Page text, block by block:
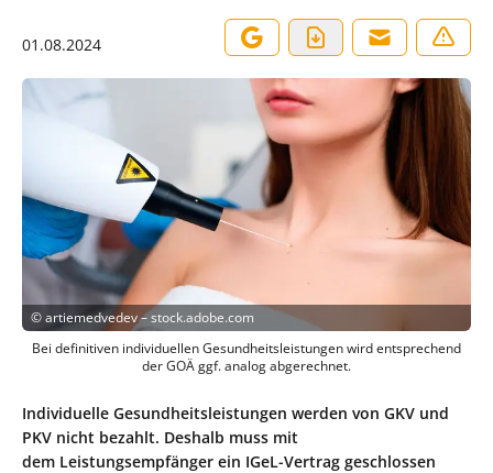
01.08.2024
©artiemedvedev – stock.adobe.com
Bei definitiven individuellen Gesundheitsleistungen wird entsprechend
der GOÄ ggf. analog abgerechnet.
Individuelle Gesundheitsleistungen werden von GKV und
PKV nicht bezahlt. Deshalb muss mit
dem Leistungsempfänger ein IGeL-Vertrag geschlossen